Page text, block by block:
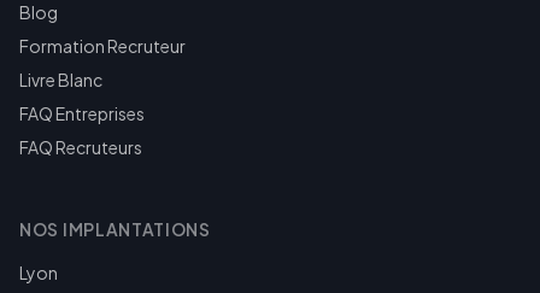
Blog
Formation Recruteur
Livre Blanc
FAQ Entreprises
FAQ Recruteurs
NOS IMPLANTATIONS
Lyon